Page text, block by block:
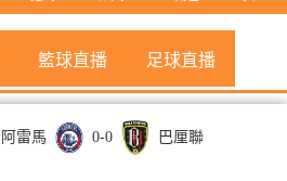
籃球直播 足球直播
阿雷馬 0-0
巴厘聯